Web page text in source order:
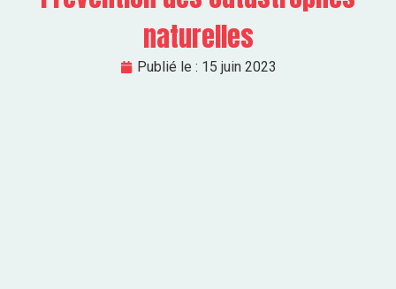
naturelles
Publié le : 15 juin 2023